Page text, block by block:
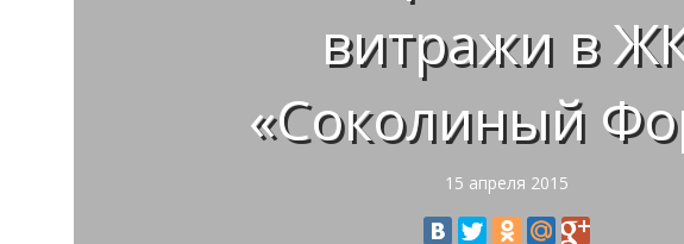
витражи в
«Соколиный
15 апреля 2015